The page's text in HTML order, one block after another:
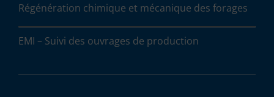
Régénération chimique et mécanique des forages
EMI – Suivi des ouvrages de production